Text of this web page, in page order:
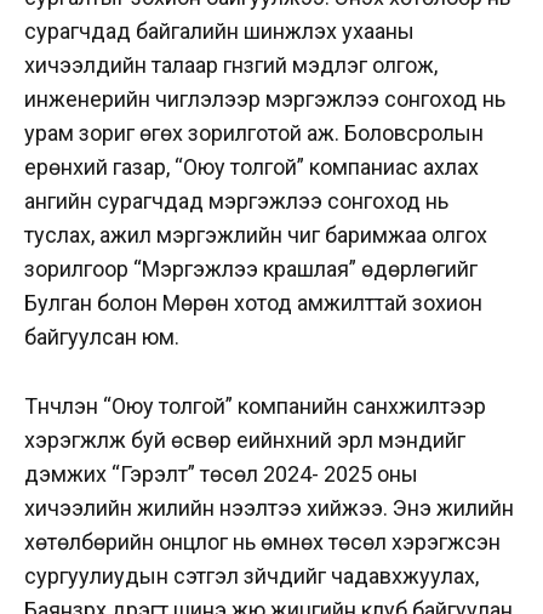
сурагчдад байгалийн шинжлэх ухааны
хичээлүүдийн талаар гүнзгий мэдлэг олгож,
инженерийн чиглэлээр мэргэжлээ сонгоход нь
урам зориг өгөх зорилготой аж. Боловсролын
ерөнхий газар, “Оюу толгой” компаниас ахлах
ангийн сурагчдад мэргэжлээ сонгоход нь
туслах, ажил мэргэжлийн чиг баримжаа олгох
зорилгоор “Мэргэжлээ крашлая” өдөрлөгийг
Булган болон Мөрөн хотод амжилттай зохион
байгуулсан юм.
Түүнчлэн “Оюу толгой” компанийн санхүүжилтээр
хэрэгжүүлж буй өсвөр үеийнхний эрүүл мэндийг
дэмжих “Гэрэлт” төсөл 2024- 2025 оны
хичээлийн жилийн нээлтээ хийжээ. Энэ жилийн
хөтөлбөрийн онцлог нь өмнөх төсөл хэрэгжсэн
сургуулиудын сэтгэл зүйчдийг чадавхжуулах,